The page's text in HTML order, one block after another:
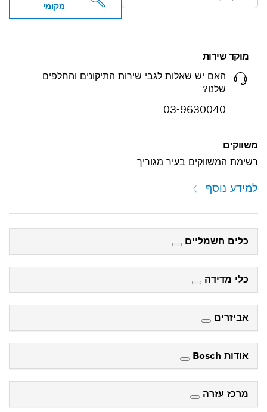
מקומי
מוקד שירות
האם יש שאלות לגבי שירות התיקונים והחלפים
שלנו?
03-9630040
משווקים
רשימת המשווקים בעיר מגוריך
למידע נוסף
כלים חשמליים
כלי מדידה
אביזרים
אודות Bosch
מרכז עזרה